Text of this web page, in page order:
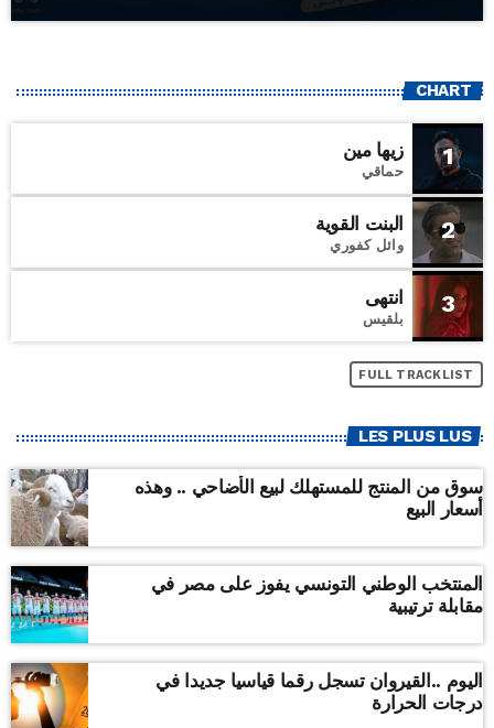
CHART
1 زيها مين
حماقي
2 البنت القوية
وائل كفوري
3 انتهى
بلقيس
FULL TRACKLIST
LES PLUS LUS
سوق من المنتج للمستهلك لبيع الأضاحي .. وهذه
أسعار البيع
المنتخب الوطني التونسي يفوز على مصر في
مقابلة ترتيبية
اليوم ..القيروان تسجل رقما قياسيا جديدا في
درجات الحرارة